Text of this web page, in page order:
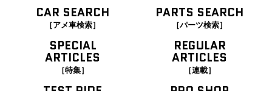
CAR SEARCH
［アメ車検索］
PARTS SEARCH
［パーツ検索］
SPECIAL
ARTICLES
［特集］
REGULAR
ARTICLES
［連載］